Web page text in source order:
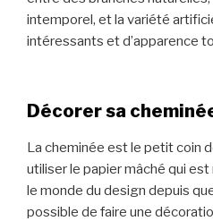
intemporel, et la variété
intéressants et d’apparence
Décorer sa
La cheminée est le petit coin
utiliser le papier mâché qui
le monde du design depuis
possible de faire une